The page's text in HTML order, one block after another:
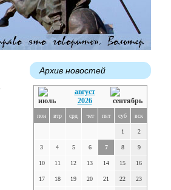
Архив новостей
август
2026
пон втр срд чет пят суб вск
1 2
3 4 5 6 7 8 9
10 11 12 13 14 15 16
17 18 19 20 21 22 23